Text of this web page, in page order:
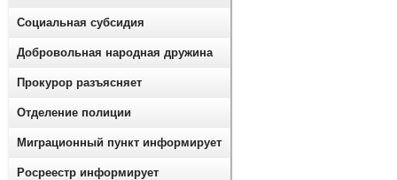
Социальная субсидия
Добровольная народная дружина
Прокурор разъясняет
Отделение полиции
Миграционный пункт информирует
Росреестр информирует